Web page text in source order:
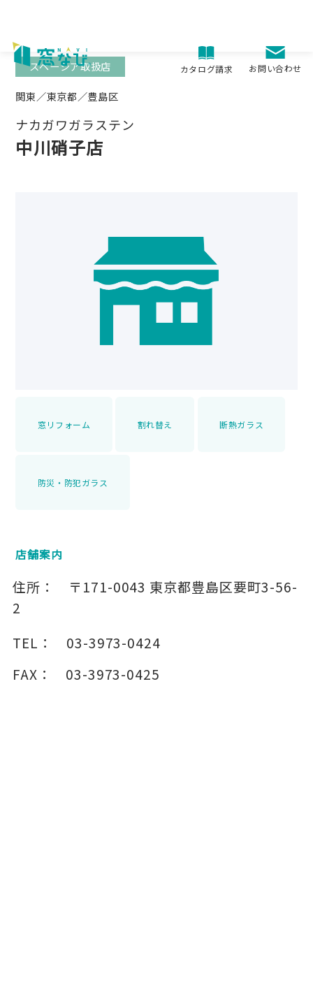
content
カタログ請求 お問い合わせ
関東／東京都／豊島区
ナカガワガラステン
中川硝子店
スペーシア取扱店
窓リフォーム 割れ替え 断熱ガラス
防災・防犯ガラス
店舗案内
住所： 〒171-0043 東京都豊島区要町3-56-
2
TEL：
03-3973-0424
FAX：
03-3973-0425